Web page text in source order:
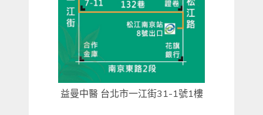
益曼中醫 台北市一江街31-1號1樓